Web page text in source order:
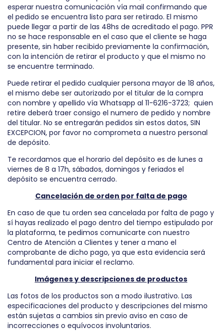
esperar nuestra comunicación vía mail confirmando que
el pedido se encuentra listo para ser retirado. El mismo
puede llegar a partir de las 48hs de acreditado el pago. PPR
no se hace responsable en el caso que el cliente se haga
presente, sin haber recibido previamente la confirmación,
con la intención de retirar el producto y que el mismo no
se encuentre terminado.
Puede retirar el pedido cualquier persona mayor de 18 años,
el mismo debe ser autorizado por el titular de la compra
con nombre y apellido vía Whatsapp al 11-6216-3723; quien
retire deberá traer consigo el numero de pedido y nombre
del titular. No se entregarán pedidos sin estos datos, SIN
EXCEPCION, por favor no comprometa a nuestro personal
de depósito.
Te recordamos que el horario del depósito es de lunes a
viernes de 8 a 17h, sábados, domingos y feriados el
depósito se encuentra cerrado.
Cancelación de orden por falta de pago
En caso de que tu orden sea cancelada por falta de pago y
sí hayas realizado el pago dentro del tiempo estipulado por
la plataforma, te pedimos comunicarte con nuestro
Centro de Atención a Clientes y tener a mano el
comprobante de dicho pago, ya que esta evidencia será
fundamental para iniciar el reclamo.
Imágenes y descripciones de productos
Las fotos de los productos son a modo ilustrativo. Las
especificaciones del producto y descripciones del mismo
están sujetas a cambios sin previo aviso en caso de
incorrecciones o equívocos involuntarios.